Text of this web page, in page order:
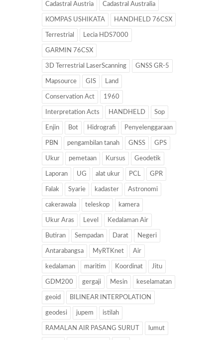
Cadastral Austria Cadastral Australia
KOMPAS USHIKATA HANDHELD 76CSX
Terrestrial Lecia HDS7000
GARMIN 76CSX
3D Terrestrial LaserScanning GNSS GR-5
Mapsource GIS Land
Conservation Act 1960
Interpretation Acts HANDHELD Sop
Enjin Bot Hidrografi Penyelenggaraan
PBN pengambilan tanah GNSS GPS
Ukur pemetaan Kursus Geodetik
Laporan UG alat ukur PCL GPR
Falak Syarie kadaster Astronomi
cakerawala teleskop kamera
Ukur Aras Level Kedalaman Air
Butiran Sempadan Darat Negeri
Antarabangsa MyRTKnet Air
kedalaman maritim Koordinat Jitu
GDM200 gergaji Mesin keselamatan
geoid BILINEAR INTERPOLATION
geodesi jupem istilah
RAMALAN AIR PASANG SURUT lumut